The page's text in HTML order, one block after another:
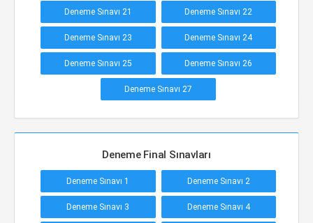
Deneme Sınavı 21 Deneme Sınavı 22
Deneme Sınavı 23 Deneme Sınavı 24
Deneme Sınavı 25 Deneme Sınavı 26
Deneme Sınavı 27
Deneme Final Sınavları
Deneme Sınavı 1 Deneme Sınavı 2
Deneme Sınavı 3 Deneme Sınavı 4